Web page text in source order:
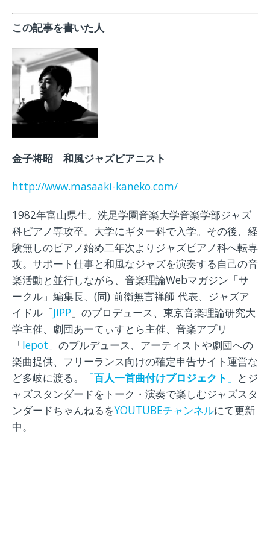
この記事を書いた人
金子将昭 和風ジャズピアニスト
http://www.masaaki-kaneko.com/
1982年富山県生。洗足学園音楽大学音楽学部ジャズ
科ピアノ専攻卒。大学にギター科で入学。その後、経
験無しのピアノ始め二年次よりジャズピアノ科へ転専
攻。サポート仕事と和風なジャズを演奏する自己の音
楽活動と並行しながら、音楽理論Webマガジン「サ
ークル」編集長、(同) 前衛無言禅師 代表、ジャズア
イドル「JiPP 」のプロデュース、東京音楽理論研究大
学主催、劇団あーてぃすとら主催、音楽アプリ
「lepot 」のプルデュース、アーティストや劇団への
楽曲提供、フリーランス向けの確定申告サイト運営な
ど多岐に渡る。
「百人一首曲付けプロジェクト 」 とジ
ャズスタンダードをトーク・演奏で楽しむジャズスタ
ンダードちゃんねるをYOUTUBEチャンネルにて更新
中。